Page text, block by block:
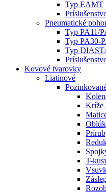
Typ EAMT
Pneumatické
Typ PA11/
Typ PA30-
Typ
Kovové tvarovky
Liatinové
Kríže
T-